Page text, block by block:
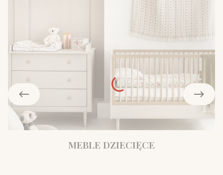
MEBLE DZIECIĘCE